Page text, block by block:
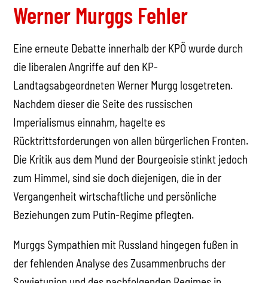
Werner Murggs Fehler
Eine erneute Debatte innerhalb der KPÖ wurde durch
die liberalen Angriffe auf den KP-
Landtagsabgeordneten Werner Murgg losgetreten.
Nachdem dieser die Seite des russischen
Imperialismus einnahm, hagelte es
Rücktrittsforderungen von allen bürgerlichen Fronten.
Die Kritik aus dem Mund der Bourgeoisie stinkt jedoch
zum Himmel, sind sie doch diejenigen, die in der
Vergangenheit wirtschaftliche und persönliche
Beziehungen zum Putin-Regime pflegten.
Murggs Sympathien mit Russland hingegen fußen in
der fehlenden Analyse des Zusammenbruchs der